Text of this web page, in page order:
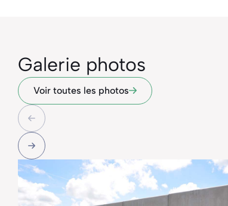
Galerie photos
Voir toutes les photos
prev
slide
next
slide